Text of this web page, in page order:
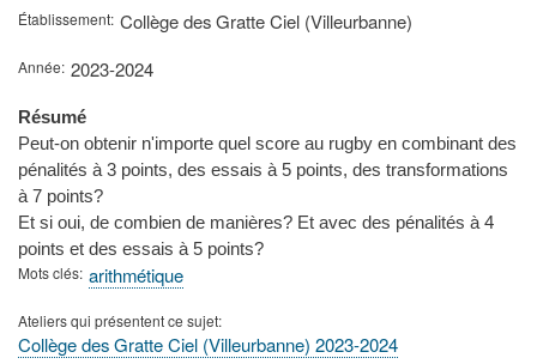
Établissement Collège des Gratte Ciel (Villeurbanne)
Année 2023-2024
Résumé
Peut-on obtenir n'importe quel score au rugby en combinant des
pénalités à 3 points, des essais à 5 points, des transformations
à 7 points?
Et si oui, de combien de manières? Et avec des pénalités à 4
points et des essais à 5 points?
Mots clés arithmétique
Ateliers qui présentent ce sujet
Collège des Gratte Ciel (Villeurbanne) 2023-2024